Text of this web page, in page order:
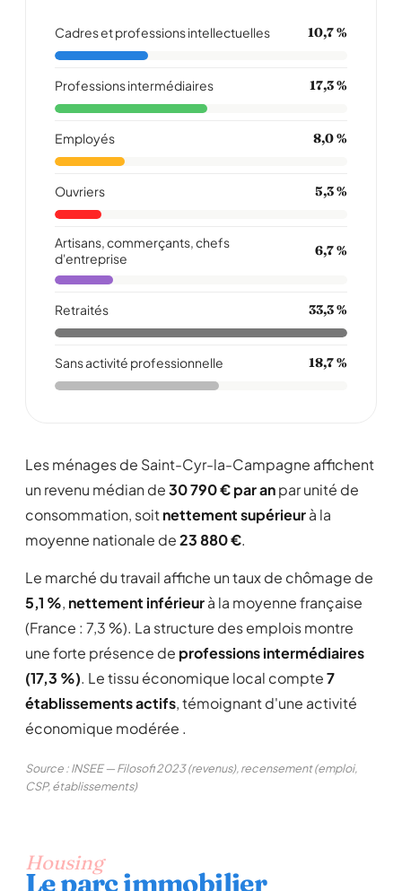
Cadres et professions intellectuelles 10,7 %
Professions intermédiaires 17,3 %
Employés 8,0 %
Ouvriers 5,3 %
Artisans, commerçants, chefs
d'entreprise
6,7 %
Retraités 33,3 %
Sans activité professionnelle 18,7 %
Les ménages de Saint-Cyr-la-Campagne affichent
un revenu médian de30 790 € par anpar unité de
consommation, soitnettement supérieurà la
moyenne nationale de23 880 €.
Le marché du travail affiche un taux de chômage de
5,1 %, nettement inférieurà la moyenne française
(France : 7,3 %). La structure des emplois montre
une forte présence de professions intermédiaires
(17,3 %). Le tissu économique local compte7
établissements actifs, témoignant d'une activité
économique modérée .
Source : INSEE — Filosofi 2023 (revenus), recensement (emploi,
CSP, établissements)
Housing
Le parc immobilier